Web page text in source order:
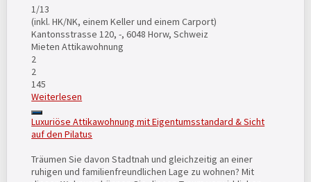
1 /13
(inkl. HK/NK, einem Keller und einem Carport)
Kantonsstrasse 120, -, 6048 Horw, Schweiz
Mieten Attikawohnung
2
2
145
Weiterlesen
Luxuriöse Attikawohnung mit Eigentumsstandard & Sicht
auf den Pilatus
Träumen Sie davon Stadtnah und gleichzeitig an einer
ruhigen und familienfreundlichen Lage zu wohnen? Mit